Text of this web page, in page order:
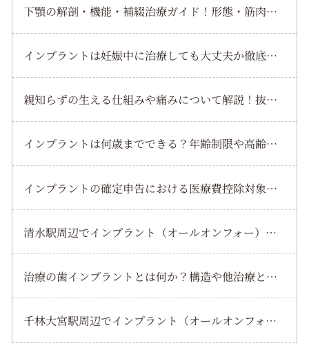
下顎の解剖・機能・補綴治療ガイド！形態・筋肉・咀嚼・インプラントなどを解説
インプラントは妊娠中に治療しても大丈夫か徹底解説｜リスクと安全なタイミング
親知らずの生える仕組みや痛みについて解説！抜歯・費用・インプラントなども紹介
インプラントは何歳までできる？年齢制限や高齢者治療リスクと持病別の注意点を解説
インプラントの確定申告における医療費控除対象条件と還付金計算方法を解説
清水駅周辺でインプラント（オールオンフォー）最新治療と流れやサポート体制・歯科医院選びまで徹底解説
治療の歯インプラントとは何か？構造や他治療との違い解説｜費用相場・手術流れなども紹介
千林大宮駅周辺でインプラント（オールオンフォー）による全顎回復を目指す治療手順を徹底解説